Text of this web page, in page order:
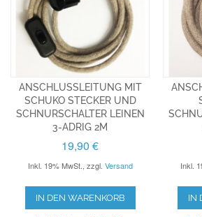
ANSCHLUSSLEITUNG MIT
SCHUKO STECKER UND
SCHNURSCHALTER LEINEN
3-ADRIG 2M
19,90 €
Inkl. 19% MwSt. zzgl. Versand
IN DEN WARENKORB
Inkl.
IN